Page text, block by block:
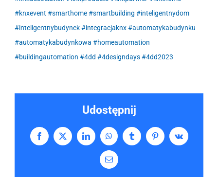
#knxevent #smarthome#smartbuilding #inteligentnydom
#inteligentnybudynek#integracjaknx#automatykabudynku
#automatykabudynkowa #homeautomation
#buildingautomation #4dd #4designdays#4dd2023
Udostępnij
Facebook
X LinkedInWhatsAppTumblrPinterestVk
Email